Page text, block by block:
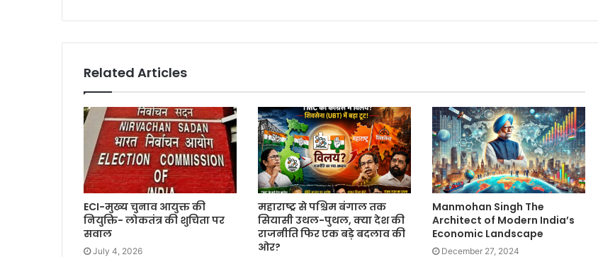
Related Articles
ECI-मुख्य चुनाव आयुक्त की
नियुक्ति- लोकतंत्र की शुचिता पर
सवाल
July 4, 2026
महाराष्ट्र से पश्चिम बंगाल तक
सियासी उथल-पुथल, क्या देश की
राजनीति फिर एक बड़े बदलाव की
ओर?
Manmohan Singh The
Architect of Modern India’s
Economic Landscape
December 27, 2024